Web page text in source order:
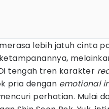
lebih jatuh cinta
tengah tren karakter
pria dengan emotional
perhatian. Mulai